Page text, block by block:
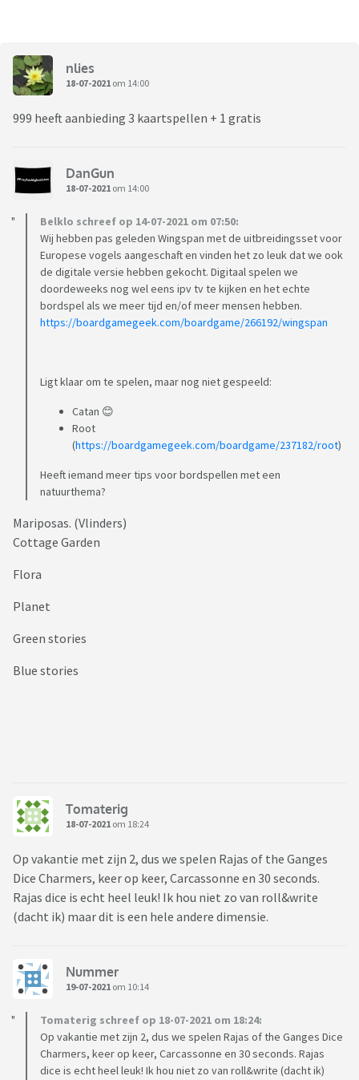
nlies
18-07-2021 om 14:00
999 heeft aanbieding 3 kaartspellen + 1 gratis
DanGun
18-07-2021 om 14:00
Belklo schreef op 14-07-2021 om 07:50:
Wij hebben pas geleden Wingspan met de uitbreidingsset voor
Europese vogels aangeschaft en vinden het zo leuk dat we ook
de digitale versie hebben gekocht. Digitaal spelen we
doordeweeks nog wel eens ipv tv te kijken en het echte
bordspel als we meer tijd en/of meer mensen hebben.
https://boardgamegeek.com/boardgame/266192/wingspan
Ligt klaar om te spelen, maar nog niet gespeeld:
Catan 😊
Root
(https://boardgamegeek.com/boardgame/237182/root)
Heeft iemand meer tips voor bordspellen met een
natuurthema?
Mariposas. (Vlinders)
Cottage Garden
Flora
Planet
Green stories
Blue stories
Tomaterig
18-07-2021 om 18:24
Op vakantie met zijn 2, dus we spelen Rajas of the Ganges
Dice Charmers, keer op keer, Carcassonne en 30 seconds.
Rajas dice is echt heel leuk! Ik hou niet zo van roll&write
(dacht ik) maar dit is een hele andere dimensie.
Nummer
19-07-2021 om 10:14
Tomaterig schreef op 18-07-2021 om 18:24:
Op vakantie met zijn 2, dus we spelen Rajas of the Ganges Dice
Charmers, keer op keer, Carcassonne en 30 seconds. Rajas
dice is echt heel leuk! Ik hou niet zo van roll&write (dacht ik)